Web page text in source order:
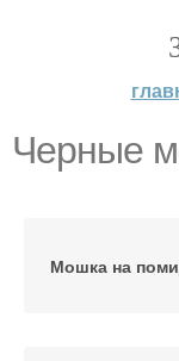
Черные
Мошка на